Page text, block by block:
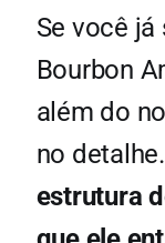
Se você já
Bourbon
além do
no
estrutura